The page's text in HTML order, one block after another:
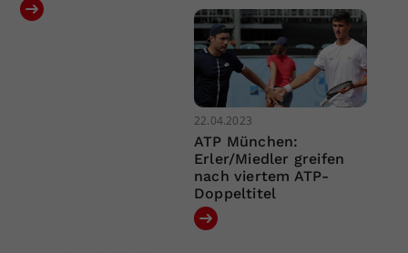
22.04.2023
ATP München:
Erler/Miedler greifen
nach viertem ATP-
Doppeltitel